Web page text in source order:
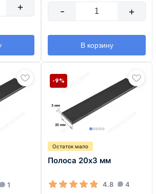
+ - +
В корзину
1
Остаток мало
Полоса 20х3 мм
4.8 4
-9%